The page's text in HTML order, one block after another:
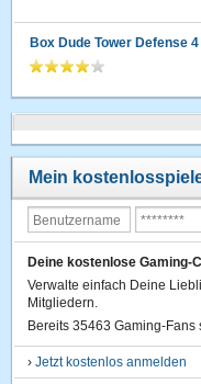
Box Dude Tower Defense 4
Mein
Deine kostenlose Gaming-
Verwalte einfach Deine
Mitgliedern.
Bereits 35463 Gaming-Fans
›Jetzt kostenlos anmelden